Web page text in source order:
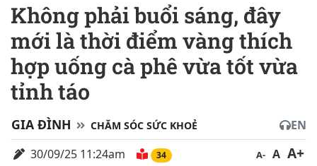
Không phải buổi sáng, đây
mới là thời điểm vàng thích
hợp uống cà phê vừa tốt vừa
tỉnh táo
GIA ĐÌNH CHĂM SÓC SỨC KHOẺ
EN
30/09/25 11:24am
34 A- A A+